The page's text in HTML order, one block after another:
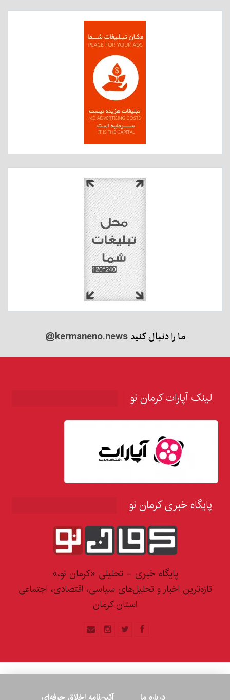
ما را دنبال کنید@kermaneno.news
لینک آپارات کرمان نو
پایگاه خبری کرمان نو
پایگاه خبری - تحلیلی «کرمان نو،»
تازه‌ترین اخبار و تحلیل‌های سیاسی، اقتصادی، اجتماعی
استان کرمان